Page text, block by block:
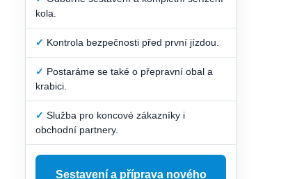
kola.
✓ Kontrola bezpečnosti před první jízdou.
✓ Postaráme se také o přepravní obal a
krabici.
✓ Služba pro koncové zákazníky i
obchodní partnery.
Sestavení a příprava nového